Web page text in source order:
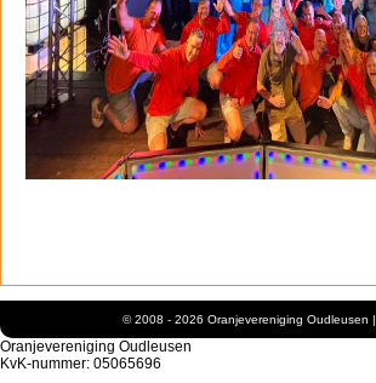
© 2008 - 2026 Oranjevereniging Oudleusen |
Oranjevereniging Oudleusen
KvK-nummer: 05065696